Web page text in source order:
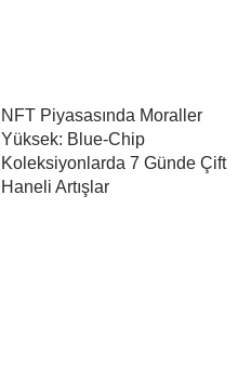
NFT Piyasasında Moraller
Yüksek: Blue-Chip
Koleksiyonlarda 7 Günde Çift
Haneli Artışlar